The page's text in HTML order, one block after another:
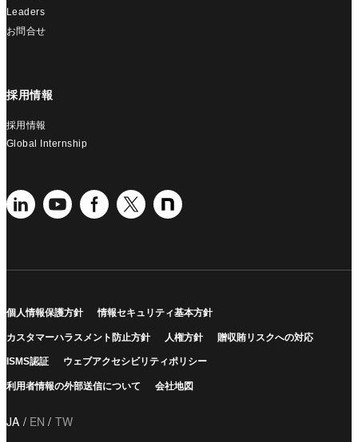
Leaders
お問合せ
採用情報
採用情報
Global Internship
個人情報保護方針 情報セキュリティ基本方針
カスタマーハラスメント防止方針 人権方針 贈収賄リスクへの対応
ISMS認証 ウェブアクセシビリティポリシー
利用者情報の外部送信について 会社地図
JA EN TW